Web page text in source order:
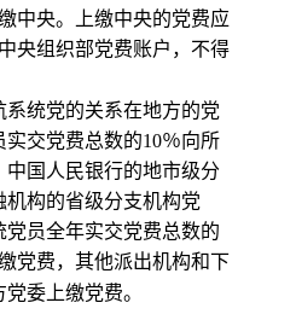
中央。上缴中央的党费应
央组织部党费账户，不得
统党的关系在地方的党
实交党费总数的10％向所
国人民银行的地市级分
构的省级分支机构党
员全年实交党费总数的
党费，其他派出机构和下
委上缴党费。